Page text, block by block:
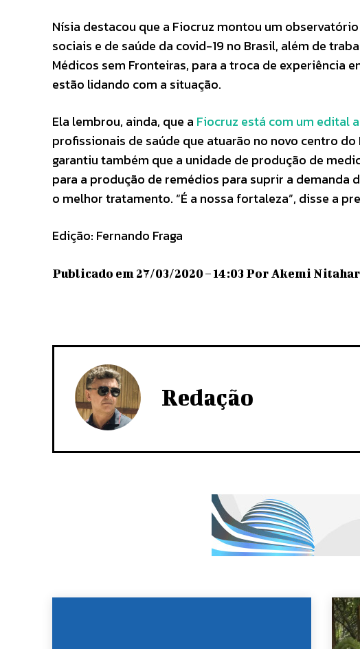
Nísia destacou que a Fiocruz montou um
sociais e de saúde da covid-19 no Brasil, além de
Médicos sem Fronteiras, para a troca de experiência
estão lidando com a situação.
Ela lembrou, ainda, que a Fiocruz está com um edital
profissionais de saúde que atuarão no novo centro
garantiu também que a unidade de produção de
para a produção de remédios para suprir a
o melhor tratamento. “É a nossa fortaleza”, disse a
Edição: Fernando Fraga
Publicado em 27/03/2020 – 14:03 Por Akemi
Redação